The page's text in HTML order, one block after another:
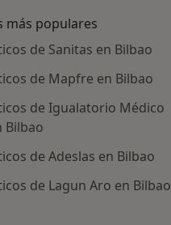
más populares
de Sanitas en Bilbao
de Mapfre en Bilbao
de Igualatorio Médico
Bilbao
de Adeslas en Bilbao
de Lagun Aro en Bilbao